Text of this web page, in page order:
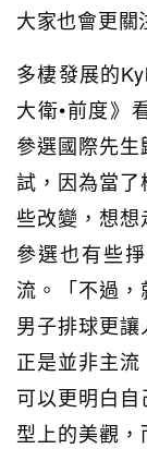
大家也會更關
多棲發展的
大衛•前度》
參選國際先
試，因為當
些改變，想
參選也有些
流。「不過
男子排球更
正是並非主
可以更明白
型上的美觀